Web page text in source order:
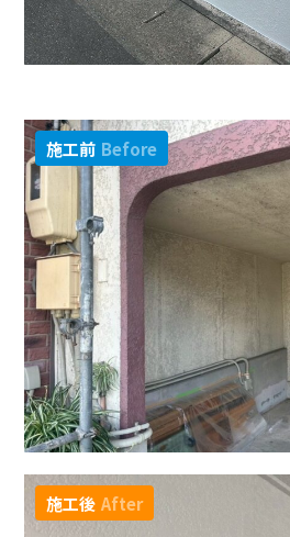
施工前 Before
施工後 After